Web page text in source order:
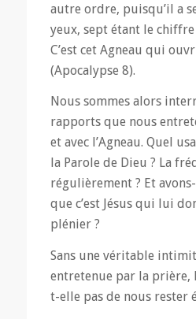
autre ordre, puisqu’il a
yeux, sept étant le
C’est cet Agneau qui
(Apocalypse 8).
Nous sommes alors
rapports que nous
et avec l’Agneau. Quel
la Parole de Dieu ? La
régulièrement ? Et
que c’est Jésus qui lui
plénier ?
Sans une véritable
entretenue par la prière,
t-elle pas de nous rester